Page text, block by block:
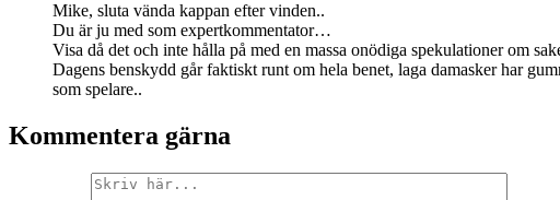
Mike, sluta vända kappan efter vinden..
Du är ju med som expertkommentator…
Visa då det och inte hålla på med en massa onödiga spekulationer om
Dagens benskydd går faktiskt runt om hela benet, laga damasker har
som spelare..
Kommentera gärna